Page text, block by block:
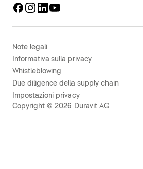
Note legali
Informativa sulla privacy
Whistleblowing
Due diligence della supply chain
Impostazioni privacy
Copyright © 2026 Duravit AG